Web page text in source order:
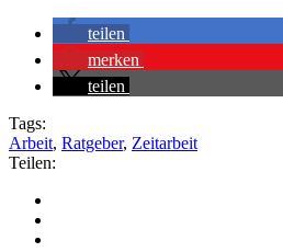
teilen
merken
teilen
Tags:
Arbeit, Ratgeber, Zeitarbeit
Teilen: